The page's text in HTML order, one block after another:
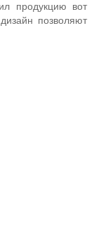
продукцию вот
позволяют